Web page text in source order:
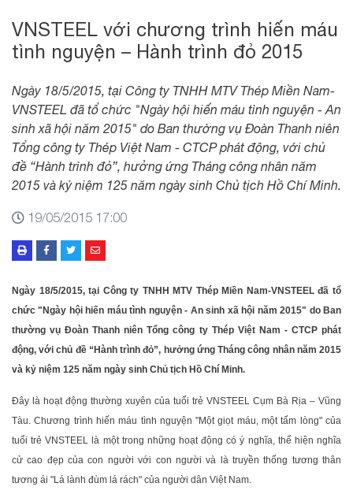
VNSTEEL với chương trình hiến máu
tình nguyện – Hành trình đỏ 2015
Ngày 18/5/2015, tại Công ty TNHH MTV Thép Miền Nam-
VNSTEEL đã tổ chức "Ngày hội hiến máu tình nguyện - An
sinh xã hội năm 2015" do Ban thường vụ Đoàn Thanh niên
Tổng công ty Thép Việt Nam - CTCP phát động, với chủ
đề “Hành trình đỏ”, hưởng ứng Tháng công nhân năm
2015 và kỷ niệm 125 năm ngày sinh Chủ tịch Hồ Chí Minh.
19/05/2015 17:00
Ngày 18/5/2015, tại Công ty TNHH MTV Thép Miền Nam-VNSTEEL đã tổ
chức "Ngày hội hiến máu tình nguyện - An sinh xã hội năm 2015" do Ban
thường vụ Đoàn Thanh niên Tổng công ty Thép Việt Nam - CTCP phát
động, với chủ đề “Hành trình đỏ”, hưởng ứng Tháng công nhân năm 2015
và kỷ niệm 125 năm ngày sinh Chủ tịch Hồ Chí Minh.
Đây là hoạt động thường xuyên của tuổi trẻ VNSTEEL Cụm Bà Rịa – Vũng
Tàu. Chương trình hiến máu tình nguyện "Một giọt máu, một tấm lòng" của
tuổi trẻ VNSTEEL là một trong những hoạt động có ý nghĩa, thể hiện nghĩa
cử cao đẹp của con người với con người và là truyền thống tương thân
tương ái "Lá lành đùm lá rách" của người dân Việt Nam.